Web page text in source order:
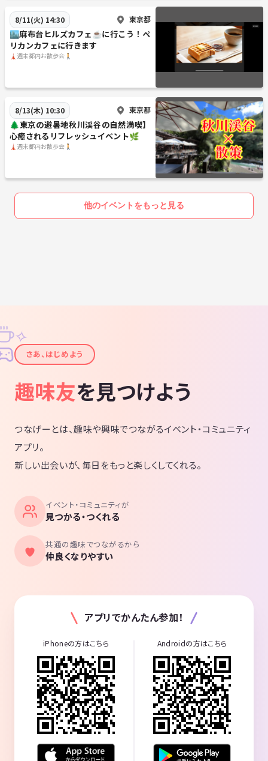
8/11(火) 14:30 東京都
🏙️麻布台ヒルズカフェ☕️に行こう！ペ
リカンカフェに行きます
🗼週末都内お散歩会🚶
8/13(木) 10:30 東京都
🌲東京の避暑地秋川渓谷の自然満喫】
心癒されるリフレッシュイベント🌿
🗼週末都内お散歩会🚶
他のイベントをもっと見る
✦
✧
さあ、はじめよう
趣味友を見つけよう
つなげーとは、趣味や興味でつながるイベント・コミュニティ
アプリ。
新しい出会いが、毎日をもっと楽しくしてくれる。
イベント・コミュニティが
見つかる・つくれる
共通の趣味でつながるから
仲良くなりやすい
アプリでかんたん参加！
iPhoneの方はこちら Androidの方はこちら